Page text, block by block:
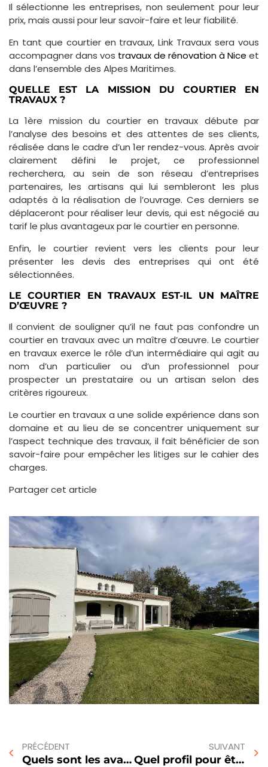
Il sélectionne les entreprises, non seulement pour leur
prix, mais aussi pour leur savoir-faire et leur fiabilité.
En tant que courtier en travaux, Link Travaux sera vous
accompagner dans vos travaux de rénovation à Nice et
dans l’ensemble des Alpes Maritimes.
QUELLE EST LA MISSION DU COURTIER EN
TRAVAUX ?
La 1ère mission du courtier en travaux débute par
l’analyse des besoins et des attentes de ses clients,
réalisée dans le cadre d’un 1er rendez-vous. Après avoir
clairement défini le projet, ce professionnel
recherchera, au sein de son réseau d’entreprises
partenaires, les artisans qui lui sembleront les plus
adaptés à la réalisation de l’ouvrage. Ces derniers se
déplaceront pour réaliser leur devis, qui est négocié au
tarif le plus avantageux par le courtier en personne.
Enfin, le courtier revient vers les clients pour leur
présenter les devis des entreprises qui ont été
sélectionnées.
LE COURTIER EN TRAVAUX EST-IL UN MAÎTRE
D’ŒUVRE ?
Il convient de souligner qu’il ne faut pas confondre un
courtier en travaux avec un maître d’œuvre. Le courtier
en travaux exerce le rôle d’un intermédiaire qui agit au
nom d’un particulier ou d’un professionnel pour
prospecter un prestataire ou un artisan selon des
critères rigoureux.
Le courtier en travaux a une solide expérience dans son
domaine et au lieu de se concentrer uniquement sur
l’aspect technique des travaux, il fait bénéficier de son
savoir-faire pour empêcher les litiges sur le cahier des
charges.
Partager cet article
PRÉCÉDENT
Quels sont les avantages de contacter un Courtier en Travaux ?
SUIVANT
Quel profil pour être courtier en Travaux ?